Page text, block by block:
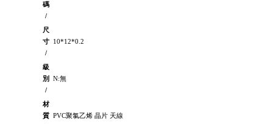
碼
/
尺
寸
/
10*12*0.2
級
別
/
N:無
材
質 PVC聚氯乙烯 晶片 天線